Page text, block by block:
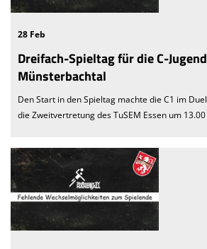
28 Feb
Dreifach-Spieltag für die C-
Münsterbachtal
Den Start in den Spieltag machte die C1 im
die Zweitvertretung des TuSEM Essen um